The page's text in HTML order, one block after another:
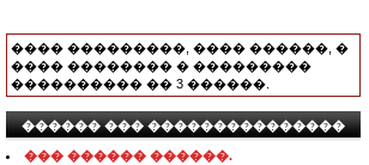
���� ���������, ���� ������, �
���� �������� � ���������
���������� �� 3 ������.
������ ��� ���������������
��� ������ ������.